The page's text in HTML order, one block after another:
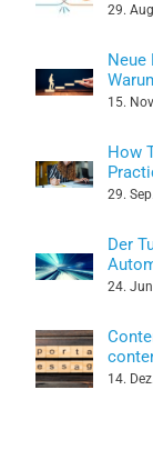
29.
Neue
15.
How
29.
Der
24.
14.